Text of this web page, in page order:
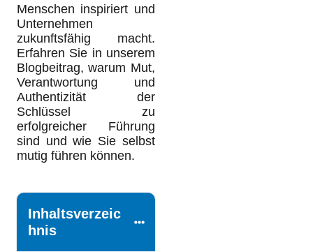
Menschen inspiriert und
Unternehmen
zukunftsfähig macht.
Erfahren Sie in unserem
Blogbeitrag, warum Mut,
Verantwortung und
Authentizität der
Schlüssel zu
erfolgreicher Führung
sind und wie Sie selbst
mutig führen können.
Inhaltsverzeic
hnis